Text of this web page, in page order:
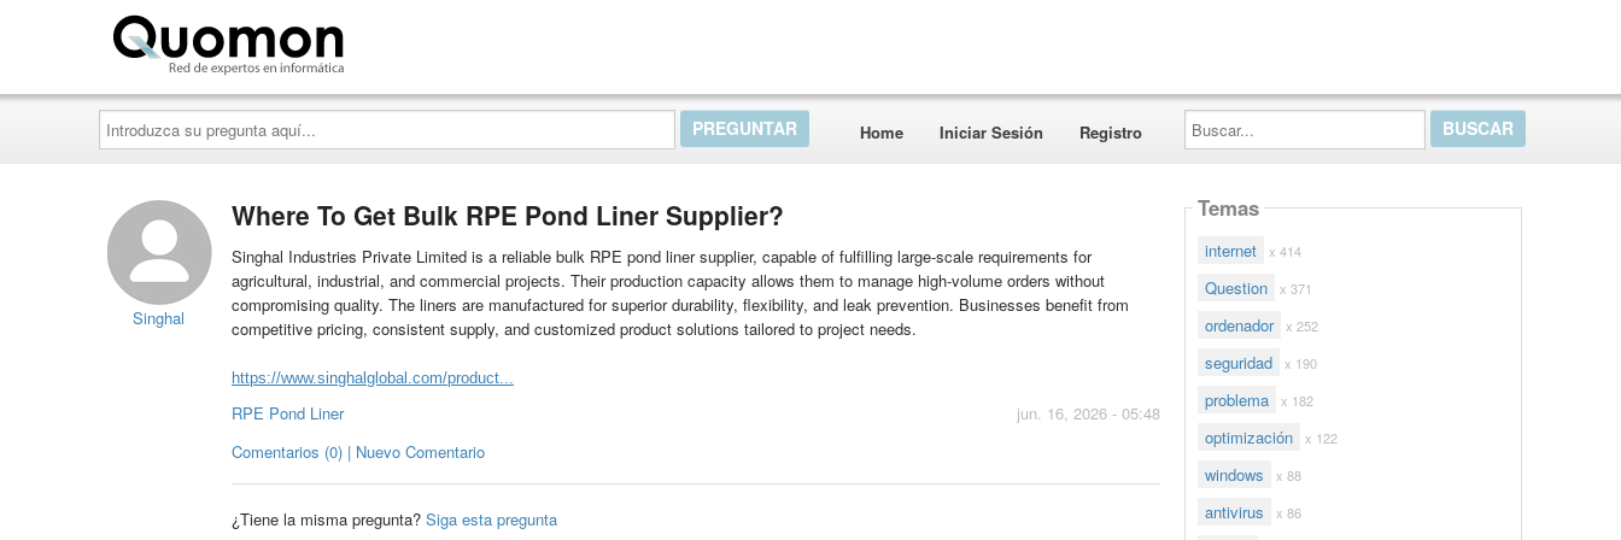
Introduzca
su
pregunta
aquí...
Home Iniciar Sesión Registro
Buscar...
Singhal
Where To Get Bulk RPE Pond Liner Supplier?
Singhal Industries Private Limited is a reliable bulk RPE pond liner supplier, capable of fulfilling large-scale requirements for
agricultural, industrial, and commercial projects. Their production capacity allows them to manage high-volume orders without
compromising quality. The liners are manufactured for superior durability, flexibility, and leak prevention. Businesses benefit from
competitive pricing, consistent supply, and customized product solutions tailored to project needs.
https://www.singhalglobal.com/product...
jun. 16, 2026 - 05:48
RPE Pond Liner
Comentarios (0) | Nuevo Comentario
¿Tiene la misma pregunta? Siga esta pregunta
Temas
internet x 414
Question x 371
ordenador x 252
seguridad x 190
problema x 182
optimización x 122
windows x 88
antivirus x 86